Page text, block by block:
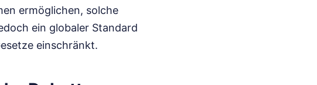
ermöglichen, solche
ein globaler Standard
einschränkt.